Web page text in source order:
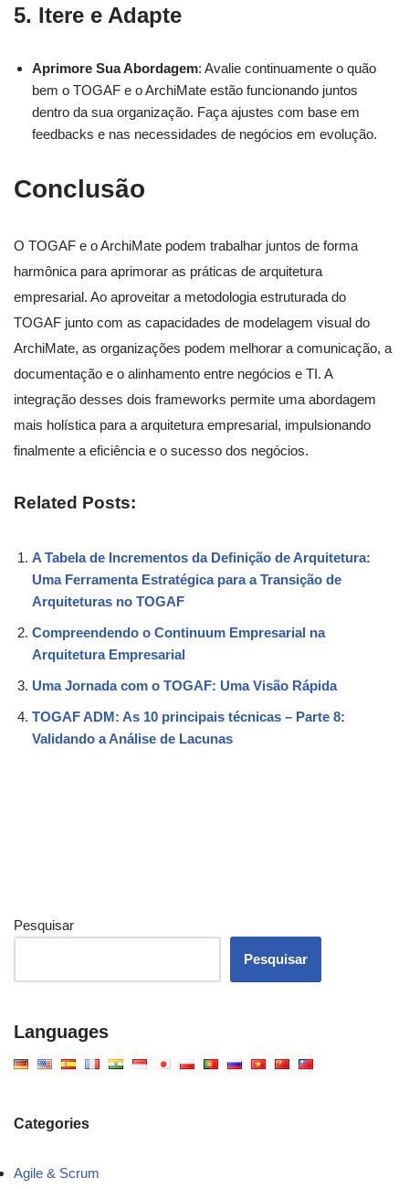
5. Itere e Adapte
Aprimore Sua Abordagem: Avalie continuamente o quão
bem o TOGAF e o ArchiMate estão funcionando juntos
dentro da sua organização. Faça ajustes com base em
feedbacks e nas necessidades de negócios em evolução.
Conclusão
O TOGAF e o ArchiMate podem trabalhar juntos de forma
harmônica para aprimorar as práticas de arquitetura
empresarial. Ao aproveitar a metodologia estruturada do
TOGAF junto com as capacidades de modelagem visual do
ArchiMate, as organizações podem melhorar a comunicação, a
documentação e o alinhamento entre negócios e TI. A
integração desses dois frameworks permite uma abordagem
mais holística para a arquitetura empresarial, impulsionando
finalmente a eficiência e o sucesso dos negócios.
Related Posts:
A Tabela de Incrementos da Definição de Arquitetura:
Uma Ferramenta Estratégica para a Transição de
Arquiteturas no TOGAF
Compreendendo o Continuum Empresarial na
Arquitetura Empresarial
Uma Jornada com o TOGAF: Uma Visão Rápida
TOGAF ADM: As 10 principais técnicas – Parte 8:
Validando a Análise de Lacunas
Pesquisar
Pesquisar
Languages
Categories
Agile & Scrum